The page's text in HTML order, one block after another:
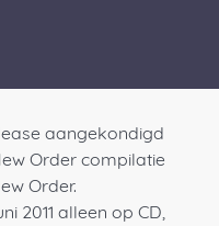
aangekondigd
Order compilatie
Order.
2011 alleen op CD,